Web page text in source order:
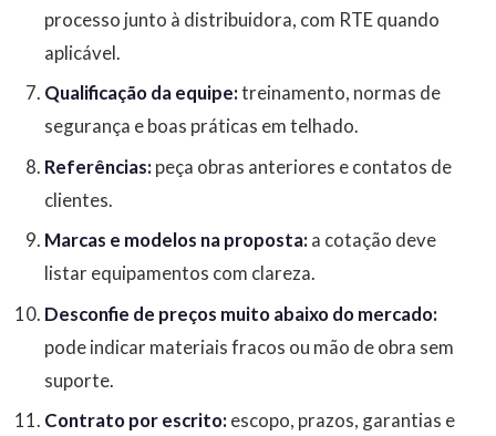
processo junto à distribuidora, com RTE quando
aplicável.
Qualificação da equipe:treinamento, normas de
segurança e boas práticas em telhado.
Referências:peça obras anteriores e contatos de
clientes.
Marcas e modelos na proposta:a cotação deve
listar equipamentos com clareza.
Desconfie de preços muito abaixo do mercado:
pode indicar materiais fracos ou mão de obra sem
suporte.
Contrato por escrito:escopo, prazos, garantias e